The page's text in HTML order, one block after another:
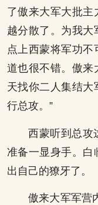
了傲来大军大批主
越分散了。为我大
点上西蒙将军功
道也很不错。傲来
天找你二人集结大
行总攻。”
西蒙听到总攻
准备一显身手。白
出自己的獠牙了。
傲来大军军营